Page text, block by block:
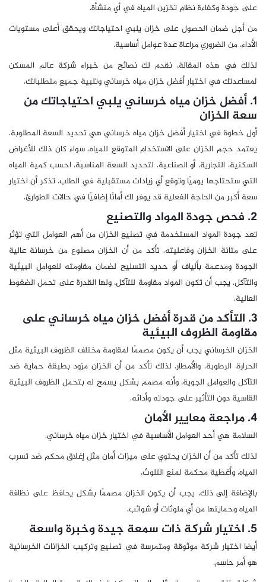
على جودة وكفاءة نظام تخزين المياه في أي منشأة.
من أجل ضمان الحصول على خزان يلبي احتياجاتك ويحقق أعلى مستويات
الأداء، من الضروري مراعاة عدة عوامل أساسية.
لذلك في هذه المقالة، نقدم لك نصائح من خبراء شركة عالم المسكن
لمساعدتك في اختيار أفضل خزان مياه خرساني وتلبية جميع متطلباتك.
1. أفضل خزان مياه خرساني يلبي احتياجاتك من
سعة الخزان
أول خطوة في اختيار أفضل خزان مياه خرساني هي تحديد السعة المطلوبة.
يعتمد حجم الخزان على الاستخدام المتوقع للمياه، سواء كان ذلك للأغراض
السكنية، التجارية، أو الصناعية. لتحديد السعة المناسبة، احسب كمية المياه
التي ستحتاجها يوميًا وتوقع أي زيادات مستقبلية في الطلب. تذكر أن اختيار
سعة أكبر من الحاجة الفعلية قد يوفر لك أمانًا إضافيًا في حالات الطوارئ.
2. فحص جودة المواد والتصنيع
تعد جودة المواد المستخدمة في تصنيع الخزان من أهم العوامل التي تؤثر
على متانة الخزان وفاعليته. تأكد من أن الخزان مصنوع من خرسانة عالية
الجودة ومدعمة بألياف أو حديد التسليح لضمان مقاومته للعوامل البيئية
والتآكل. يجب أن تكون المواد مقاومة للتآكل، ولها القدرة على تحمل الضغوط
العالية.
3. التأكد من قدرة أفضل خزان مياه خرساني على
مقاومة الظروف البيئية
الخزان الخرساني يجب أن يكون مصممًا لمقاومة مختلف الظروف البيئية مثل
الحرارة، الرطوبة، والأمطار. لذلك تأكد من أن الخزان مزود بطبقة حماية ضد
التآكل والعوامل الجوية، وأنه مصمم بشكل يسمح له بتحمل الظروف البيئية
القاسية دون التأثير على جودته وأدائه.
4. مراجعة معايير الأمان
السلامة هي أحد العوامل الأساسية في اختيار خزان مياه خرساني.
لذلك تأكد من أن الخزان يحتوي على ميزات أمان مثل إغلاق محكم ضد تسرب
المياه، وأغطية محكمة لمنع التلوث.
بالإضافة إلى ذلك، يجب أن يكون الخزان مصممًا بشكل يحافظ على نظافة
المياه وحمايتها من أي ملوثات أو شوائب.
5. اختيار شركة ذات سمعة جيدة وخبرة واسعة
أيضا اختيار شركة موثوقة ومتمرسة في تصنيع وتركيب الخزانات الخرسانية
هو أمر حاسم.